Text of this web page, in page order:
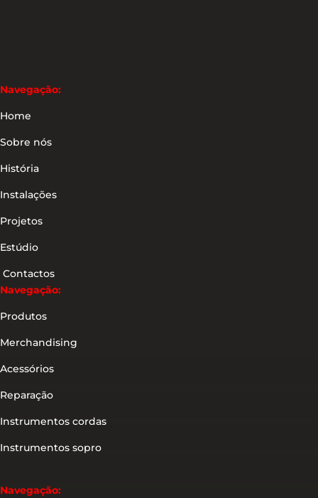
Navegação:
Home
Sobre nós
História
Instalações
Projetos
Estúdio
Contactos
Navegação:
Produtos
Merchandising
Acessórios
Reparação
Instrumentos cordas
Instrumentos sopro
Navegação: